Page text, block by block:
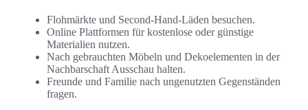
Flohmärkte und Second-Hand-Läden besuchen.
Online Plattformen für kostenlose oder günstige
Materialien nutzen.
Nach gebrauchten Möbeln und Dekoelementen in der
Nachbarschaft Ausschau halten.
Freunde und Familie nach ungenutzten Gegenständen
fragen.